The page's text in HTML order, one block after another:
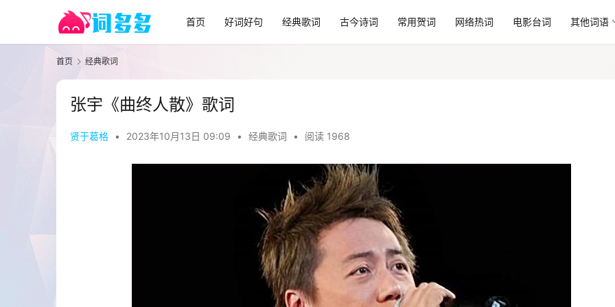
首页 好词好句 经典歌词 古今诗词 常用贺词 网络热词 电影台词 其他词语
首页 经典歌词
张宇《曲终人散》歌词
贤于葛格 • 2023年10月13日 09:09 • 经典歌词 • 阅读 1968